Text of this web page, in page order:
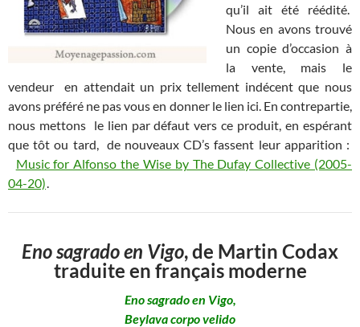
qu’il ait été réédité.
Nous en avons trouvé
un copie d’occasion à
la vente, mais le
vendeur en attendait un prix tellement indécent que nous
avons préféré ne pas vous en donner le lien ici. En contrepartie,
nous mettons le lien par défaut vers ce produit, en espérant
que tôt ou tard, de nouveaux CD’s fassent leur apparition :
Music for Alfonso the Wise by The Dufay Collective (2005-
04-20).
Eno sagrado en Vigo, de Martin Codax
traduite en français moderne
Eno sagrado en Vigo,
Beylava corpo velido